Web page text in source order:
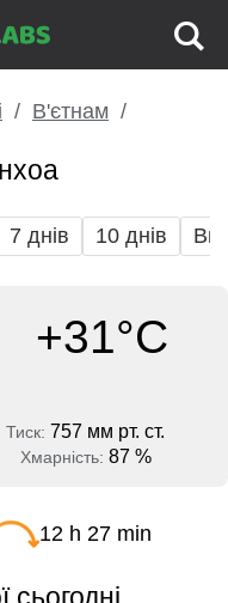
В'єтнам
7 днів 10 днів
+31°C
Тиск: 757 мм рт. ст.
Хмарність: 87 %
12 h 27 min